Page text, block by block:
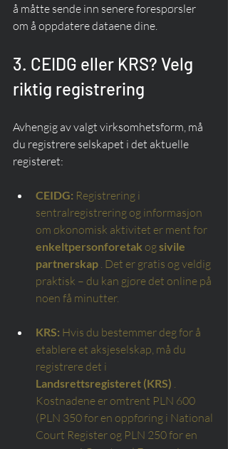
å måtte sende inn senere forespørsler
om å oppdatere dataene dine.
3. CEIDG eller KRS? Velg
riktig registrering
Avhengig av valgt virksomhetsform, må
du registrere selskapet i det aktuelle
registeret:
CEIDG: Registrering i
sentralregistrering og informasjon
om økonomisk aktivitet er ment for
enkeltpersonforetak ogsivile
partnerskap . Det er gratis og veldig
praktisk – du kan gjøre det online på
noen få minutter.
KRS: Hvis du bestemmer deg for å
etablere et aksjeselskap, må du
registrere det i
Landsrettsregisteret (KRS) .
Kostnadene er omtrent PLN 600
(PLN 350 for en oppføring i National
Court Register og PLN 250 for en